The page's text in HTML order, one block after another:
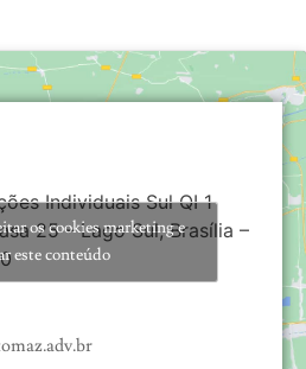
Individuais Sul QI 1
25 – Lago Sul, Brasília –
os cookies marketing e
este conteúdo